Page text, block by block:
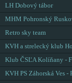
LH Dobový tábor
MHM Pohronský
Retro sky team
KVH a strelecký klub
Klub ČSĽA Kolíňany -
KVH PS Záhorská Ves -